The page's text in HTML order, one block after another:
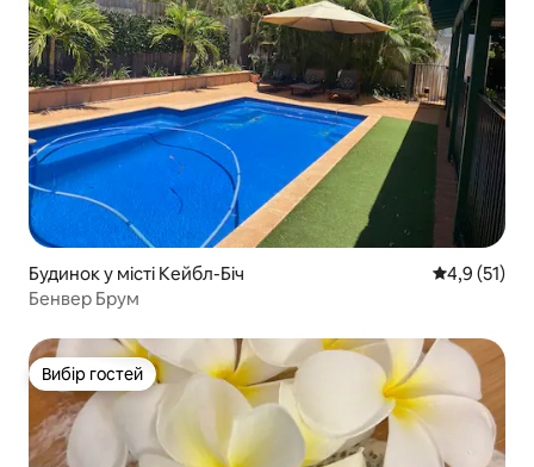
Будинок у місті Кейбл-Біч Середня
4,9 (51)
Бенвер Брум
Вибір гостей
Вибір гостей